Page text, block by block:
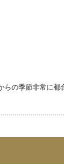
の季節非常に都